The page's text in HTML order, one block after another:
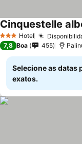
3 EstrelasHotel
Cinquestelle
7,8 Boa 455
Selecione as datas
exatos.